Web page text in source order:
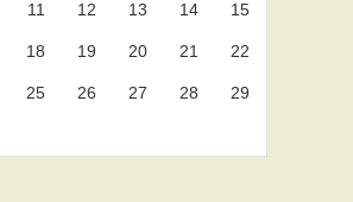
11 12 13 14 15
18 19 20 21 22
25 26 27 28 29